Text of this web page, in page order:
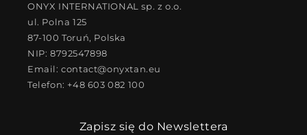
ONYX INTERNATIONAL sp. z o.o.
ul. Polna 125
87-100 Toruń, Polska
NIP: 8792547898
Email: contact@onyxtan.eu
Telefon: +48 603 082 100
Zapisz się do Newslettera